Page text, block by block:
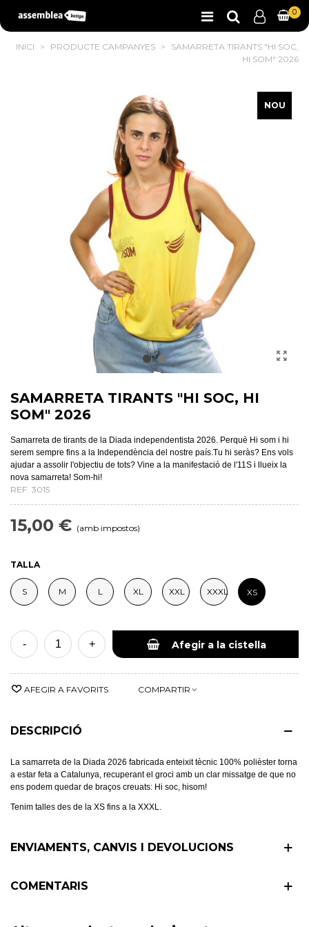
0
INICI > PRODUCTE CAMPANYES >
SAMARRETA TIRANTS "HI SOC,
HI SOM" 2026
NOU
SAMARRETA TIRANTS "HI SOC, HI
SOM" 2026
Samarreta de tirants de la Diada independentista 2026. Perquè Hi som i hi
serem sempre fins a la Independència del nostre país.Tu hi seràs? Ens vols
ajudar a assolir l'objectiu de tots? Vine a la manifestació de l'11S i llueix la
nova samarreta! Som-hi!
REF. 3015
15,00 € (amb impostos)
TALLA
S M L XL XXL XXXL XS
- + Afegir a la cistella
AFEGIR A FAVORITS COMPARTIR
DESCRIPCIÓ
La samarreta de la Diada 2026 fabricada enteixit tècnic 100% polièster torna
a estar feta a Catalunya, recuperant el groci amb un clar missatge de que no
ens podem quedar de braços creuats: Hi soc, hisom!
Tenim talles des de la XS fins a la XXXL.
ENVIAMENTS, CANVIS I DEVOLUCIONS
COMENTARIS